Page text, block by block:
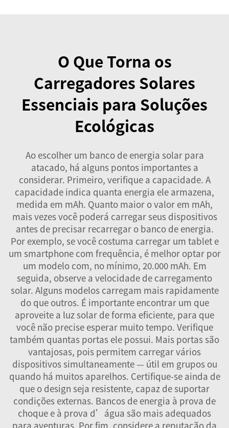
O Que Torna os
Carregadores Solares
Essenciais para Soluções
Ecológicas
Ao escolher um banco de energia solar para
atacado, há alguns pontos importantes a
considerar. Primeiro, verifique a capacidade. A
capacidade indica quanta energia ele armazena,
medida em mAh. Quanto maior o valor em mAh,
mais vezes você poderá carregar seus dispositivos
antes de precisar recarregar o banco de energia.
Por exemplo, se você costuma carregar um tablet e
um smartphone com frequência, é melhor optar por
um modelo com, no mínimo, 20.000 mAh. Em
seguida, observe a velocidade de carregamento
solar. Alguns modelos carregam mais rapidamente
do que outros. É importante encontrar um que
aproveite a luz solar de forma eficiente, para que
você não precise esperar muito tempo. Verifique
também quantas portas ele possui. Mais portas são
vantajosas, pois permitem carregar vários
dispositivos simultaneamente — útil em grupos ou
quando há muitos aparelhos. Certifique-se ainda de
que o design seja resistente, capaz de suportar
condições externas. Bancos de energia à prova de
choque e à prova d’água são mais adequados
para aventuras. Por fim, considere a reputação da